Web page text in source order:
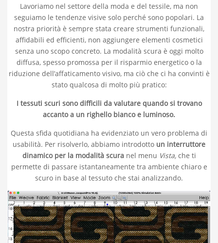
Lavoriamo nel settore della moda e del tessile, ma non
seguiamo le tendenze visive solo perché sono popolari. La
nostra priorità è sempre stata creare strumenti funzionali,
affidabili ed efficienti, non aggiungere elementi cosmetici
senza uno scopo concreto. La modalità scura è oggi molto
diffusa, spesso promossa per il risparmio energetico o la
riduzione dell’affaticamento visivo, ma ciò che ci ha convinti è
stato qualcosa di molto più pratico:
I tessuti scuri sono difficili da valutare quando si trovano
accanto a un righello bianco e luminoso.
Questa sfida quotidiana ha evidenziato un vero problema di
usabilità. Per risolverlo, abbiamo introdotto un interruttore
dinamico per la modalità scuranel menu Vista,che ti
permette di passare istantaneamente tra ambiente chiaro e
scuro in base al tessuto che stai analizzando.
Video
Player